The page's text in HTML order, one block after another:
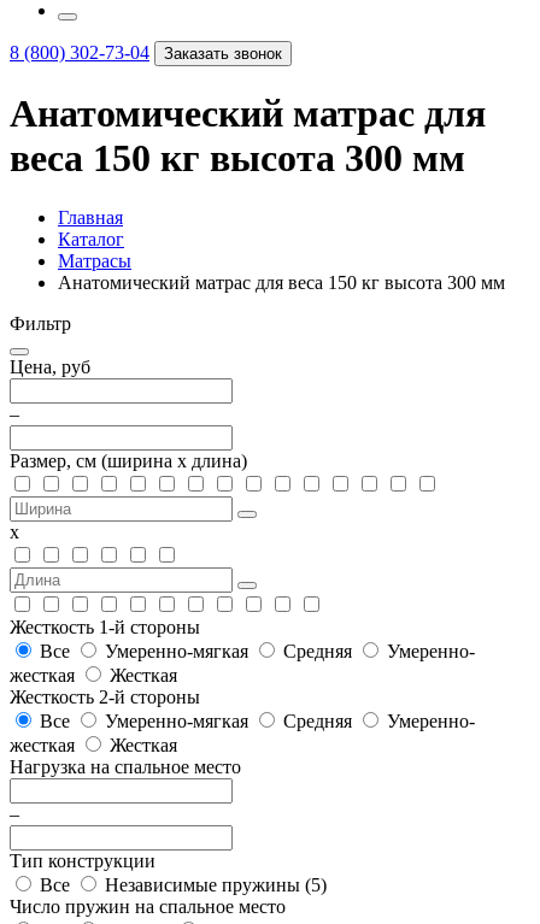
8 (800) 302-73-04 Заказать звонок
Анатомический матрас для
веса 150 кг высота 300 мм
Главная
Каталог
Матрасы
Анатомический матрас для веса 150 кг высота 300 мм
Фильтр
Цена, руб
–
Размер, см (ширина х длина)
х
Жесткость 1-й стороны
Все
Умеренно-мягкая Средняя
Умеренно-
жесткая
Жесткая
Жесткость 2-й стороны
Все
Умеренно-мягкая Средняя
Умеренно-
жесткая
Жесткая
Нагрузка на спальное место
–
Тип конструкции
Все
Независимые пружины (5)
Число пружин на спальное место